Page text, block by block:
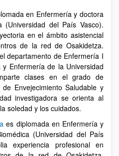
en Enfermería y doctora
(Universidad del País Vasco).
en el ámbito asistencial
de la red de Osakidetza.
departamento de Enfermería I
Enfermería de la Universidad
clases en el grado de
Envejecimiento Saludable y
investigadora se orienta al
soledad y los cuidados.
es diplomada en Enfermería y
(Universidad del País
experiencia profesional en